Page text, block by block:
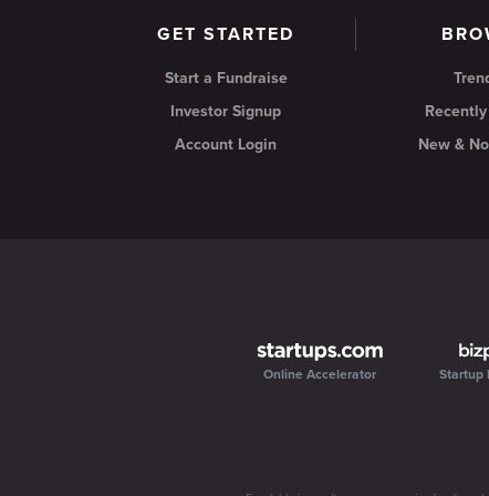
GET STARTED
Start a Fundraise
Investor Signup
Account Login
New &
Online Accelerator Startup